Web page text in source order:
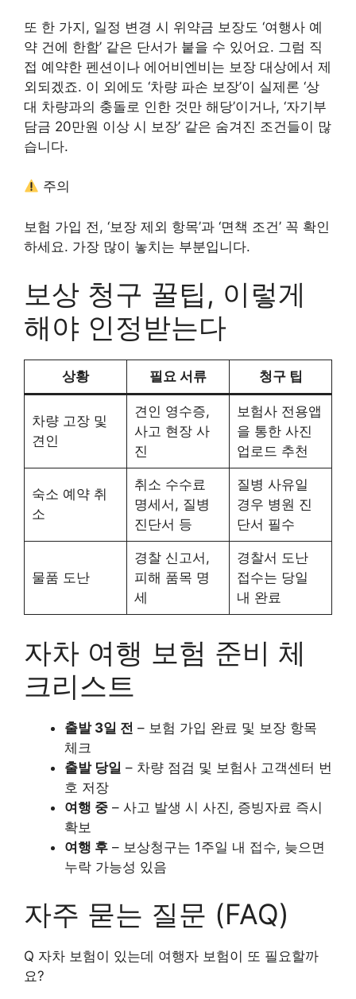
또 한 가지, 일정 변경 시 위약금 보장도 ‘여행사 예
약 건에 한함’ 같은 단서가 붙을 수 있어요. 그럼 직
접 예약한 펜션이나 에어비엔비는 보장 대상에서 제
외되겠죠. 이 외에도 ‘차량 파손 보장’이 실제론 ‘상
대 차량과의 충돌로 인한 것만 해당’이거나, ‘자기부
담금 20만원 이상 시 보장’ 같은 숨겨진 조건들이 많
습니다.
주의
보험 가입 전, ‘보장 제외 항목’과 ‘면책 조건’ 꼭 확인
하세요. 가장 많이 놓치는 부분입니다.
보상 청구 꿀팁, 이렇게
해야 인정받는다
상황 필요 서류 청구 팁
차량 고장 및
견인
견인 영수증,
사고 현장 사
진
보험사 전용앱
을 통한 사진
업로드 추천
숙소 예약 취
소
취소 수수료
명세서, 질병
진단서 등
질병 사유일
경우 병원 진
단서 필수
물품 도난
경찰 신고서,
피해 품목 명
세
경찰서 도난
접수는 당일
내 완료
자차 여행 보험 준비 체
크리스트
출발 3일 전 – 보험 가입 완료 및 보장 항목
체크
출발 당일 – 차량 점검 및 보험사 고객센터 번
호 저장
여행 중 – 사고 발생 시 사진, 증빙자료 즉시
확보
여행 후 – 보상청구는 1주일 내 접수, 늦으면
누락 가능성 있음
자주 묻는 질문 (FAQ)
Q 자차 보험이 있는데 여행자 보험이 또 필요할까
요?